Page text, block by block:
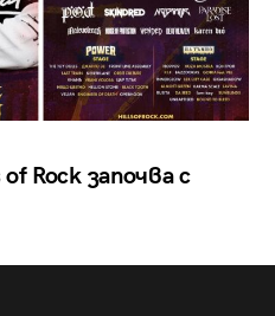
Rock започва с